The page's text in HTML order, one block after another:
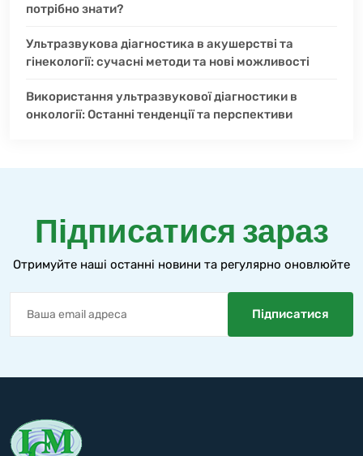
потрібно знати?
Ультразвукова діагностика в акушерстві та
гінекології: сучасні методи та нові можливості
Використання ультразвукової діагностики в
онкології: Останні тенденції та перспективи
Підписатися зараз
Отримуйте наші останні новини та регулярно оновлюйте